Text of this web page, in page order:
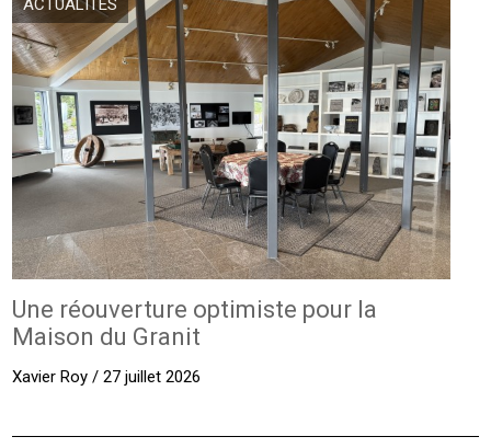
ACTUALITÉS
Une réouverture optimiste pour la
Maison du Granit
Xavier Roy / 27 juillet 2026